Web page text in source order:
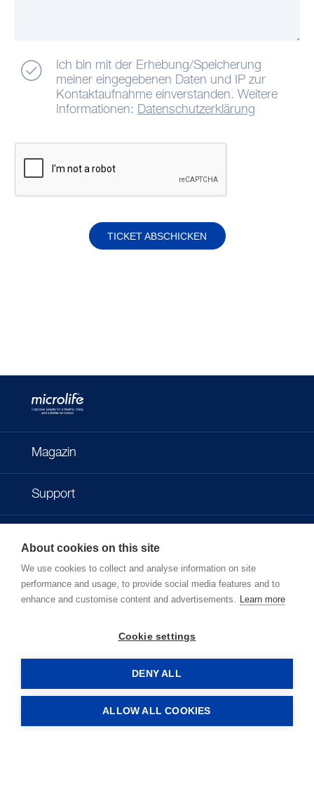
Ich bin mit der Erhebung/Speicherung
meiner eingegebenen Daten und IP zur
Kontaktaufnahme einverstanden. Weitere
Informationen: Datenschutzerklärung
TICKET ABSCHICKEN
Magazin
Support
Impressum
Nutzungsbedingungen
LOGIN
About cookies on this site
We use cookies to collect and analyse information on site
performance and usage, to provide social media features and to
enhance and customise content and advertisements. Learn more
Cookie settings
DENY ALL
ALLOW ALL COOKIES